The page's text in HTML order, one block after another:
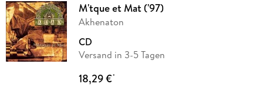
M'tque et Mat ('97)
Akhenaton
CD
Versand in 3-5 Tagen
18,29 €*